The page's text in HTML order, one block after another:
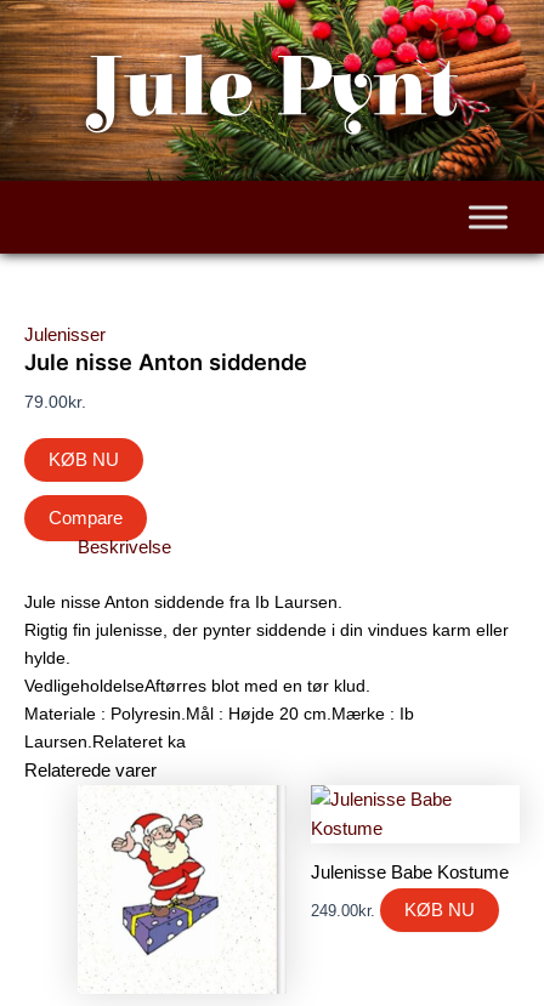
Gå
til
indholdet
Jule Pynt
Julenisser
Jule nisse Anton siddende
79.00kr.
KØB NU
Compare
Beskrivelse
Jule nisse Anton siddende fra Ib Laursen.
Rigtig fin julenisse, der pynter siddende i din vindues karm eller
hylde.
VedligeholdelseAftørres blot med en tør klud.
Materiale : Polyresin.Mål : Højde 20 cm.Mærke : Ib
Laursen.Relateret ka
Relaterede varer
oprindelige
pris
var:
149.95kr..
aktuelle
pris
119.95kr..
Julenisse Babe Kostume
249.00kr. KØB NU